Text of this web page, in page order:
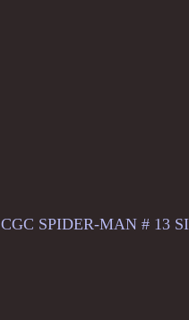
CGC SPIDER-MAN # 13